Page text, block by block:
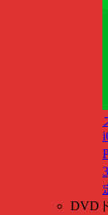
DVD